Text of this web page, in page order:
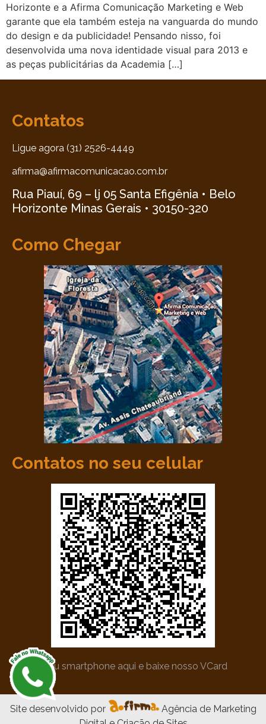
Horizonte e a Afirma Comunicação Marketing e Web
garante que ela também esteja na vanguarda do mundo
do design e da publicidade! Pensando nisso, foi
desenvolvida uma nova identidade visual para 2013 e
as peças publicitárias da Academia […]
Contatos
Ligue agora (31) 2526-4449
afirma@afirmacomunicacao.com.br
Rua Piauí, 69 – lj 05 Santa Efigênia • Belo
Horizonte Minas Gerais • 30150-320
Como Chegar
Contatos no seu celular
*Utilize seu smartphone aqui e baixe nosso VCard
Site desenvolvido por
Agência de Marketing